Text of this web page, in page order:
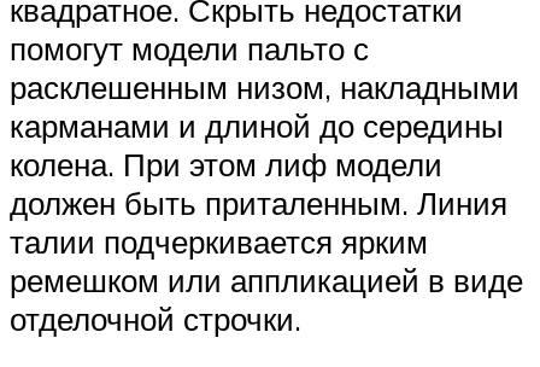
квадратное. Скрыть недостатки
помогут модели пальто с
расклешенным низом, накладными
карманами и длиной до середины
колена. При этом лиф модели
должен быть приталенным. Линия
талии подчеркивается ярким
ремешком или аппликацией в виде
отделочной строчки.